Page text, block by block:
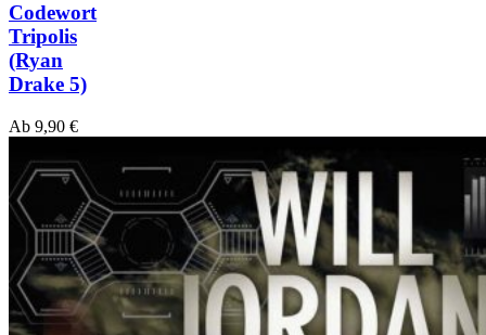
Codewort
Tripolis
(Ryan
Drake 5)
Ab 9,90 €